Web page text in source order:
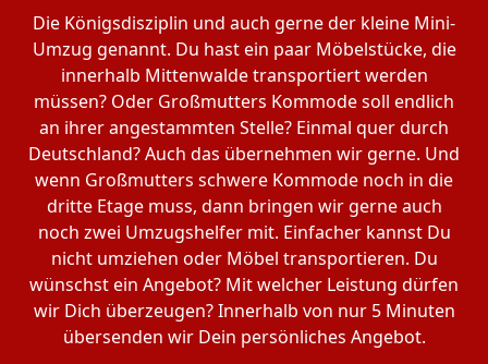
Die Königsdisziplin und auch gerne der kleine Mini-
Umzug genannt. Du hast ein paar Möbelstücke, die
innerhalb Mittenwalde transportiert werden
müssen? Oder Großmutters Kommode soll endlich
an ihrer angestammten Stelle? Einmal quer durch
Deutschland? Auch das übernehmen wir gerne. Und
wenn Großmutters schwere Kommode noch in die
dritte Etage muss, dann bringen wir gerne auch
noch zwei Umzugshelfer mit. Einfacher kannst Du
nicht umziehen oder Möbel transportieren. Du
wünschst ein Angebot? Mit welcher Leistung dürfen
wir Dich überzeugen? Innerhalb von nur 5 Minuten
übersenden wir Dein persönliches Angebot.